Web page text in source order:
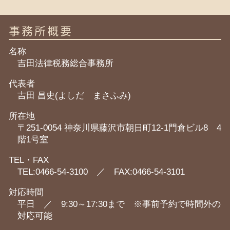
事務所概要
名称
吉田法律税務総合事務所
代表者
吉田 昌史(よしだ まさふみ)
所在地
〒251-0054 神奈川県藤沢市朝日町12-1門倉ビル8 4
階1号室
TEL・FAX
TEL:0466-54-3100 ／ FAX:0466-54-3101
対応時間
平日 ／ 9:30～17:30まで ※事前予約で時間外の
対応可能